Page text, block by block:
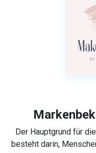
Der Hauptgrund für
besteht darin,